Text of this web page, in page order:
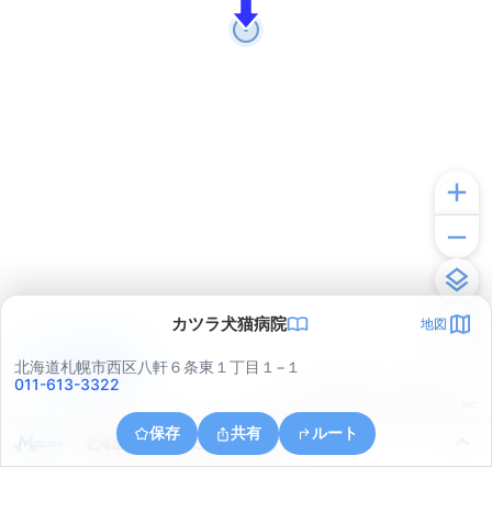
カツラ犬猫病院 地図
北海道札幌市西区八軒６条東１丁目１−１
011-613-3322
保存 共有 ルート
北海道札幌市北区北１２条西９丁目
アプリで見る